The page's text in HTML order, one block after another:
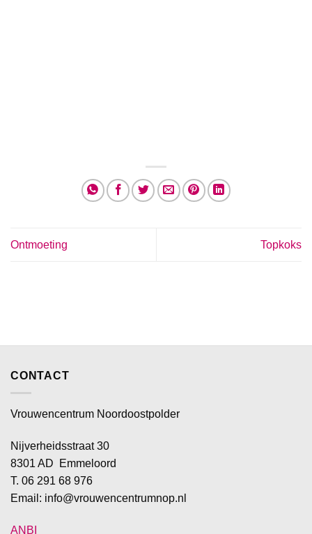
Ontmoeting Topkoks
CONTACT
Vrouwencentrum Noordoostpolder
Nijverheidsstraat 30
8301 AD Emmeloord
T. 06 291 68 976
Email: info@vrouwencentrumnop.nl
ANBI